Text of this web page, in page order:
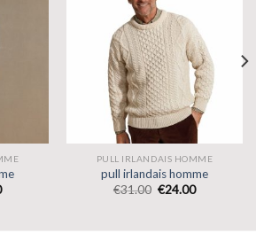
PULL IRLANDAIS HOMME
pull irlandais homme
€31.00 €24.00